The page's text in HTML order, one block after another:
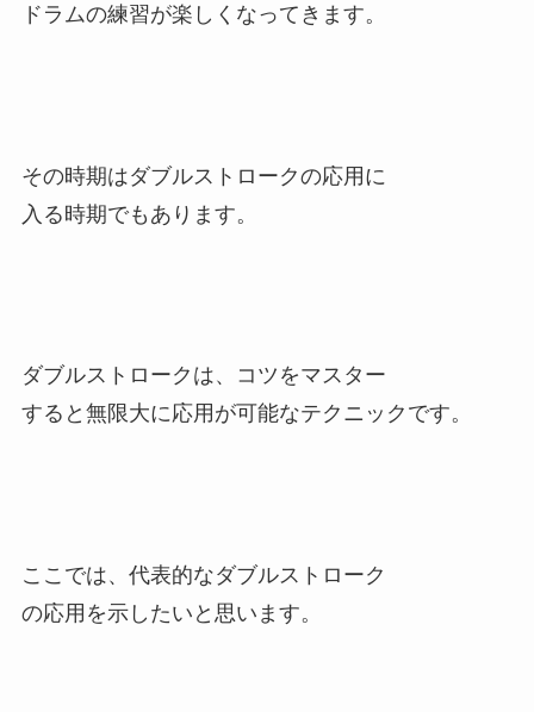
ドラムの練習が楽しくなってきます。
その時期はダブルストロークの応用に
入る時期でもあります。
ダブルストロークは、コツをマスター
すると無限大に応用が可能なテクニックです。
ここでは、代表的なダブルストローク
の応用を示したいと思います。